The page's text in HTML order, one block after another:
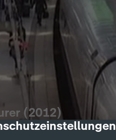
description
(2012)
8 Min. 30.08.2022 ZDF